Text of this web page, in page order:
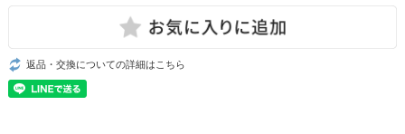
返品・交換についての詳細はこちら